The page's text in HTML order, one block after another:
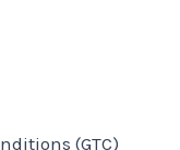
(GTC)